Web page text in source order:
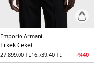
Emporio Armani
Erkek Ceket
27.899,00TL16.739,40 TL -%40